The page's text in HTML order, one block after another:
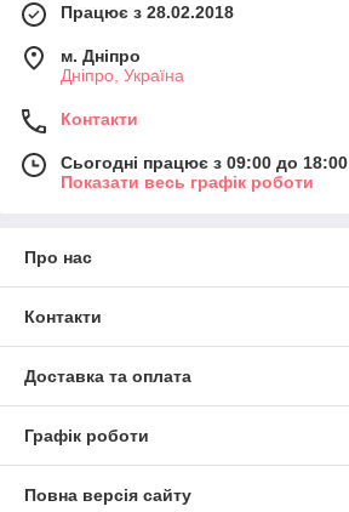
Працює з 28.02.2018
м. Дніпро
Дніпро, Україна
Контакти
Сьогодні працює з 09:00 до 18:00
Показати весь графік роботи
Про нас
Контакти
Доставка та оплата
Графік роботи
Повна версія сайту